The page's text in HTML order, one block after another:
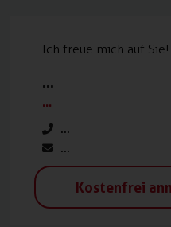
Ich freue mich auf Sie!
...
...
...
...
Kostenfrei